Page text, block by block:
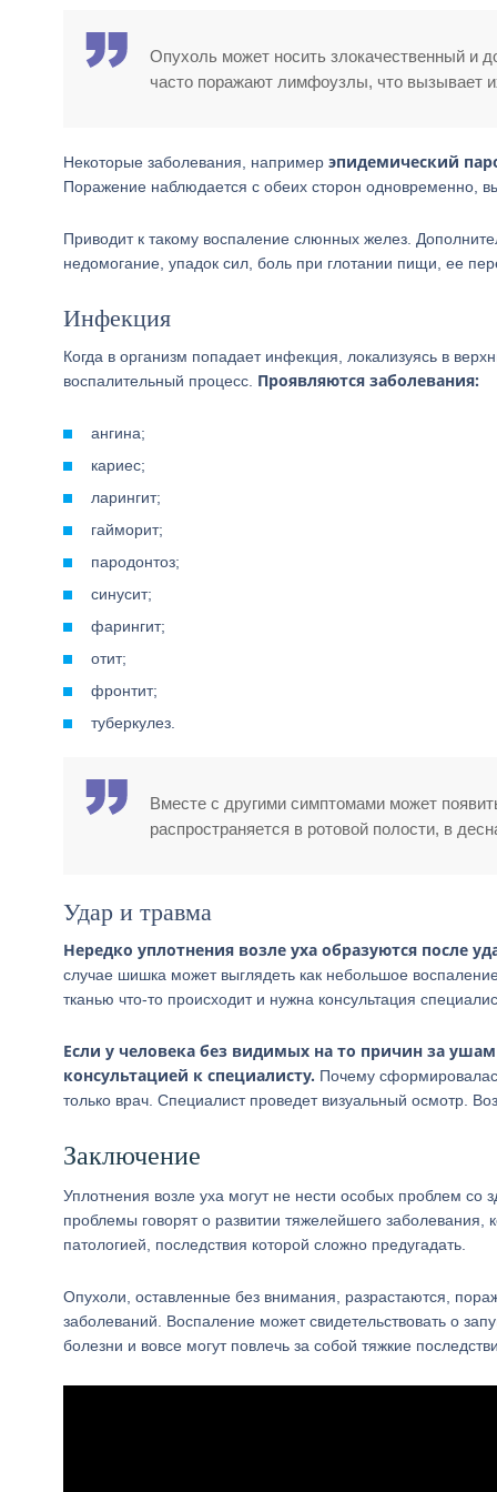
Опухоль может носить злокачественный и
часто поражают лимфоузлы, что вызывает
Некоторые заболевания, например эпидемический
Поражение наблюдается с обеих сторон одновременно,
Приводит к такому воспаление слюнных желез.
недомогание, упадок сил, боль при глотании пищи, ее
Инфекция
Когда в организм попадает инфекция, локализуясь в
воспалительный процесс. Проявляются заболевания:
ангина;
кариес;
ларингит;
гайморит;
пародонтоз;
синусит;
фарингит;
отит;
фронтит;
туберкулез.
Вместе с другими симптомами может
распространяется в ротовой полости, в
Удар и травма
Нередко уплотнения возле уха образуются после
случае шишка может выглядеть как небольшое
тканью что-то происходит и нужна консультация
Если у человека без видимых на то причин за
консультацией к специалисту. Почему
только врач. Специалист проведет визуальный осмотр.
Заключение
Уплотнения возле уха могут не нести особых проблем со
проблемы говорят о развитии тяжелейшего заболевания,
патологией, последствия которой сложно предугадать.
Опухоли, оставленные без внимания, разрастаются,
заболеваний. Воспаление может свидетельствовать о
болезни и вовсе могут повлечь за собой тяжкие